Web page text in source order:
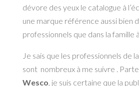
dévore des yeux le catalogue à
une marque référence aussi bien
professionnels que dans la famille
Je sais que les professionnels de
sont nombreux à me suivre .
Wesco, je suis certaine que la